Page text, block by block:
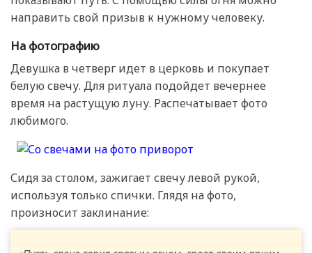
направить свой призыв к нужному человеку.
На фотографию
Девушка в четверг идет в церковь и покупает
белую свечу. Для ритуала подойдет вечернее
время на растущую луну. Распечатывает фото
любимого.
Сидя за столом, зажигает свечу левой рукой,
используя только спички. Глядя на фото,
произносит заклинание: